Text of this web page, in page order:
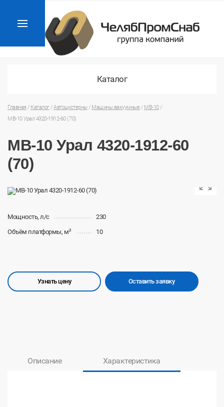
Каталог
Главная / Каталог/Автоцистерны/ Машины вакуумные / МВ-10/
МВ-10 Урал 4320-1912-60 (70)
МВ-10 Урал 4320-1912-60
(70)
Мощность, л/с
230
Объём платформы, м3 10
Узнать цену Оставить заявку
Описание Характеристика